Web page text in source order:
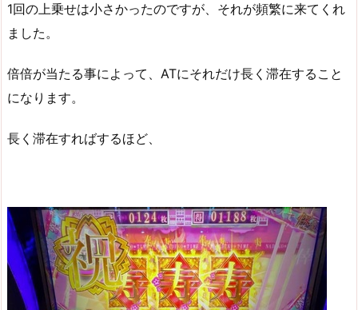
1回の上乗せは小さかったのですが、それが頻繁に来てくれ
ました。
倍倍が当たる事によって、ATにそれだけ長く滞在すること
になります。
長く滞在すればするほど、